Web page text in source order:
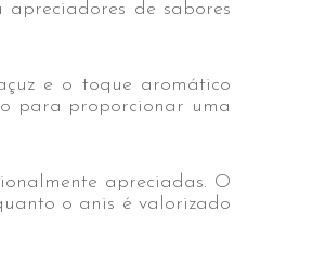
de sabores
e o toque aromático
para proporcionar uma
apreciadas. O
o anis é valorizado